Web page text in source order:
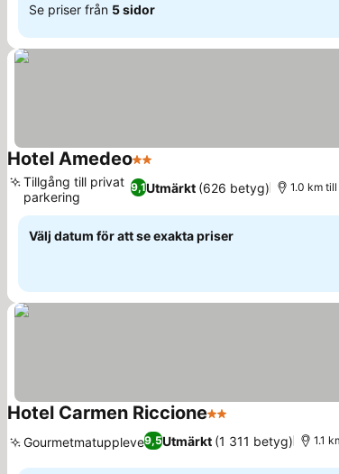
Se priser från 5 sidor
Hotel Amedeo2 Stjärnor
9,1Utmärkt (626 betyg)
Tillgång till privat
parkering
1.0 km
Välj datum för att se exakta priser
Hotel Carmen Riccione2 Stjärnor
9,5Utmärkt (1 311 betyg)
Gourmetmatupplevelse 1.1